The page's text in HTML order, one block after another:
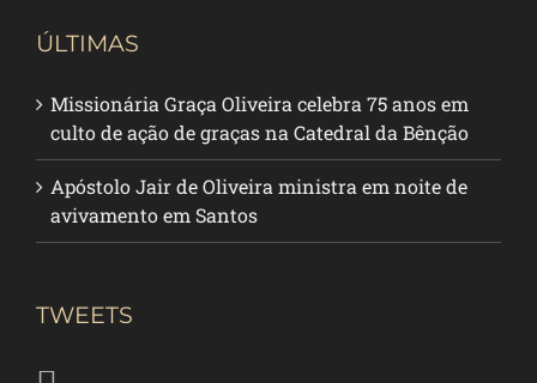
ÚLTIMAS
Missionária Graça Oliveira celebra 75 anos em
culto de ação de graças na Catedral da Bênção
Apóstolo Jair de Oliveira ministra em noite de
avivamento em Santos
TWEETS